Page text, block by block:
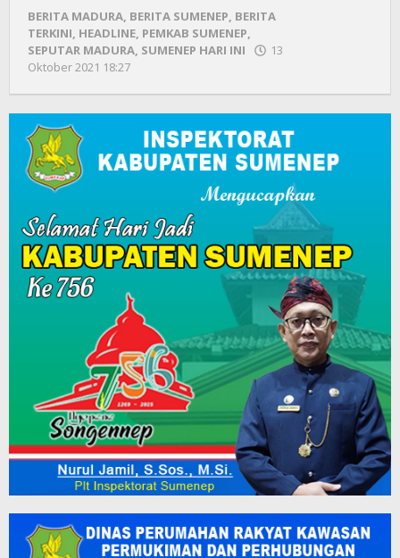
BERITA MADURA, BERITA SUMENEP, BERITA
TERKINI, HEADLINE, PEMKAB SUMENEP,
SEPUTAR MADURA, SUMENEP HARI INI
13
Oktober 2021 18:27